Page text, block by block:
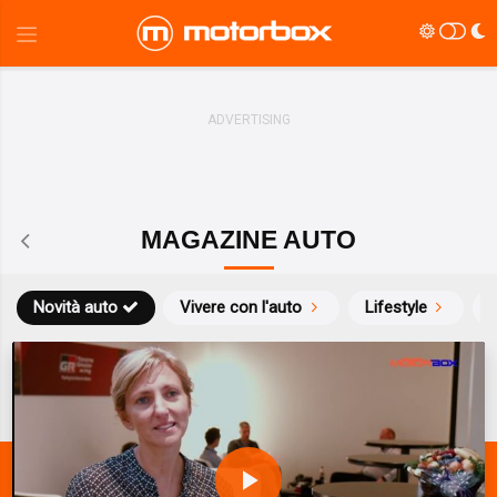
MAGAZINE AUTO
Novità auto Vivere con l'auto Lifestyle